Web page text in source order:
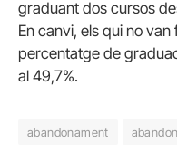
graduant dos cursos
En canvi, els qui no van
percentatge de
al 49,7%.
abandonament